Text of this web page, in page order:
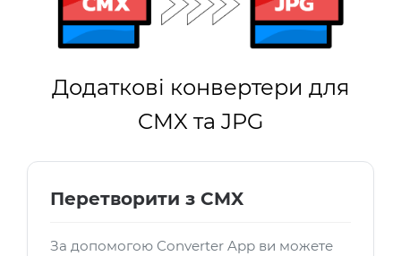
Додаткові конвертери для
CMX та JPG
Перетворити з CMX
За допомогою Converter App ви можете